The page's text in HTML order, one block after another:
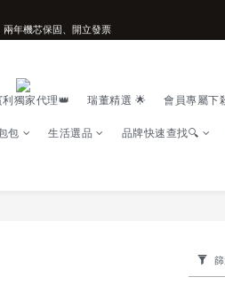
兩年機芯保固、開立發票
獨家代理👑 瑞董精選 🌟 會員專屬下
包 生活選品 品牌快速查找🔍